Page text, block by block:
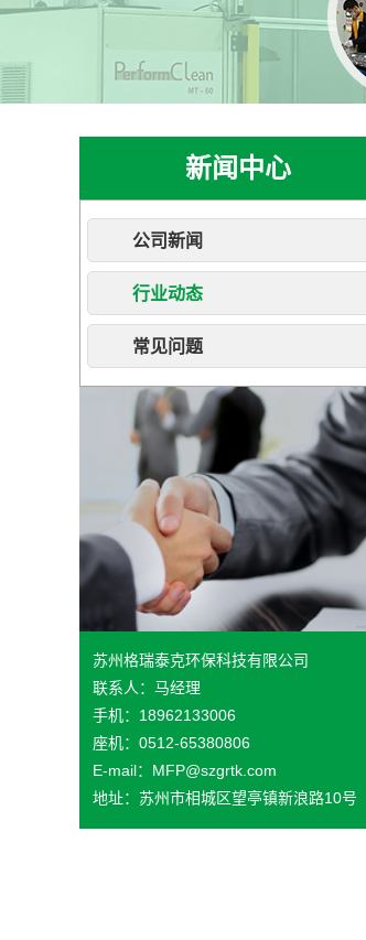
新闻中心
公司新闻
行业动态
常见问题
苏州格瑞泰克环保科技有限公司
联系人：马经理
手机：18962133006
座机：0512-65380806
E-mail：MFP@szgrtk.com
地址：苏州市相城区望亭镇新浪路10号